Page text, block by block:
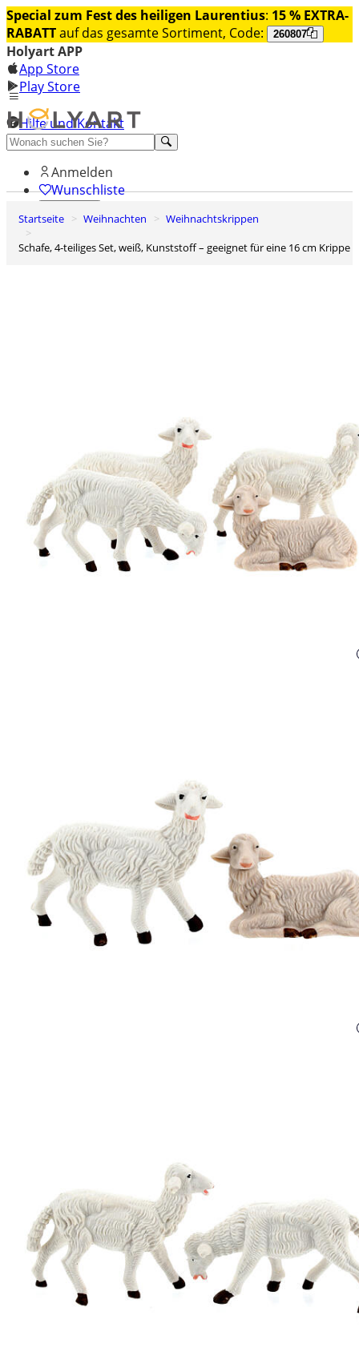
Special zum Fest des heiligen Laurentius: 15 % EXTRA-
RABATTauf das gesamte Sortiment, Code: 260807
Holyart APP
App Store
Play Store
Hilfe und Kontakt
Entdecken Sie Premium
Anmelden
Wunschliste
0
Startseite Weihnachten
Weihnachtskrippen
Schafe, 4-teiliges Set, weiß, Kunststoff – geeignet für eine 16 cm Krippe